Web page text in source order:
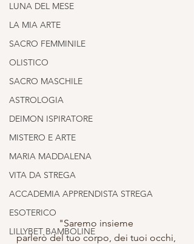
LUNA DEL MESE
LA MIA ARTE
SACRO FEMMINILE
OLISTICO
SACRO MASCHILE
ASTROLOGIA
DEIMON ISPIRATORE
MISTERO E ARTE
MARIA MADDALENA
VITA DA STREGA
ACCADEMIA APPRENDISTA STREGA
ESOTERICO
LILLYBET BAMBOLINE
"Saremo insieme
parlerò del tuo corpo, dei tuoi occhi,